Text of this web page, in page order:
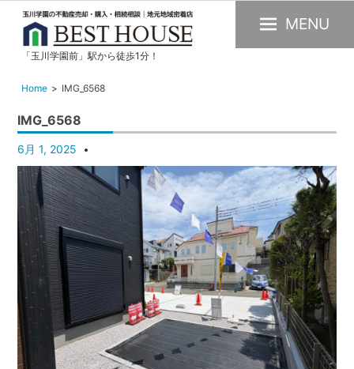
玉
川
園
の
不
動
産
購
入・
売
却・
賃
貸・
管
「玉川学園前」駅から徒歩1分！
MENU
Home IMG_6568
IMG_6568
6月 1, 2025